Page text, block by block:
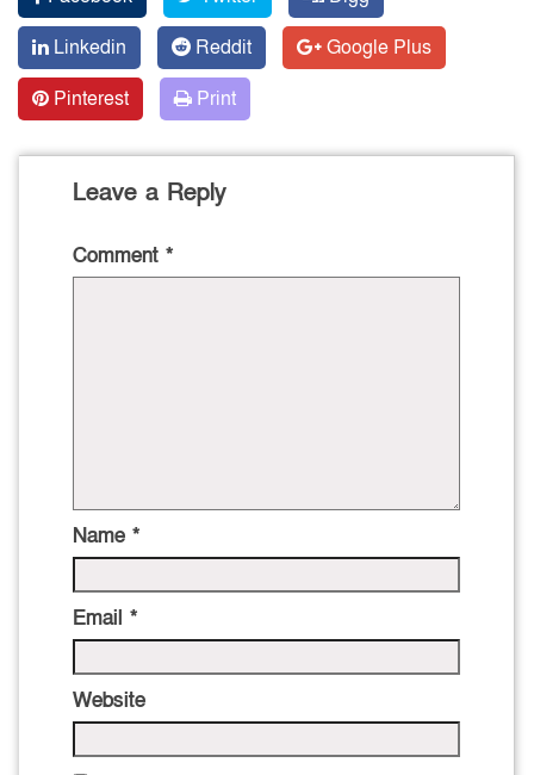
Linkedin
Reddit
Google Plus
Pinterest
Print
Leave a Reply
Comment *
Name *
Email *
Website